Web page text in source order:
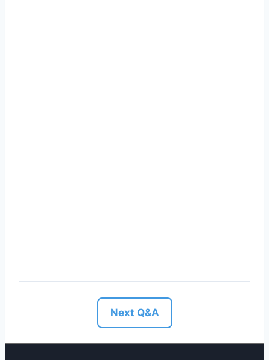
Next Q&A